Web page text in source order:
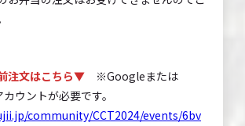
注文はこちら▼ ※Googleまたは
ウントが必要です。
community/CCT2024/events/6bv